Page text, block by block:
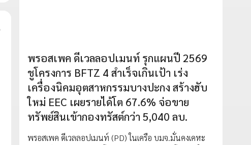
พรอสเพค ดีเวลลอปเมนท์ รุกแผนปี 2569
ชูโครงการ BFTZ 4 สำเร็จเกินเป้า เร่ง
เครื่องนิคมอุตสาหกรรมบางปะกง สร้างฮับ
ใหม่ EEC เผยรายได้โต 67.6% จ่อขาย
ทรัพย์สินเข้ากองทรัสต์กว่า 5,040 ลบ.
พรอสเพค ดีเวลลอปเมนท์ (PD) ในเครือ บมจ.มั่นคงเคหะ